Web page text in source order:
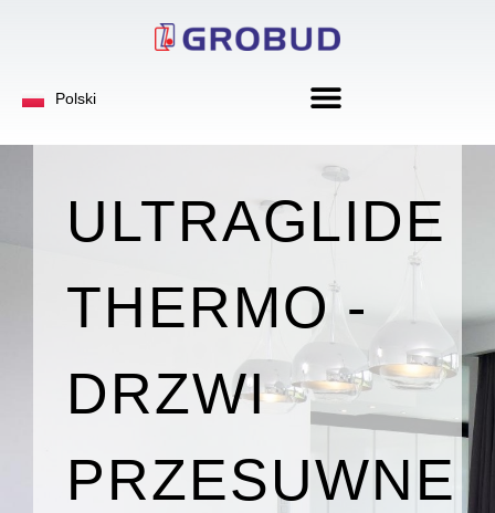
Polski
English
ULTRAGLIDE
THERMO -
DRZWI
PRZESUWNE